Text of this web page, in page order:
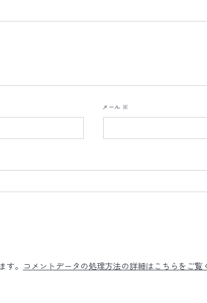
メール ※
。 コメントデータの処理方法の詳細はこちらをご覧